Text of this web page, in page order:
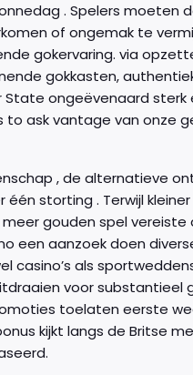
. Spelers moeten
of ongemak te
gokervaring. via
gokkasten,
ongeëvenaard sterk
ask vantage van onze
, de alternatieve
storting . Terwijl
gouden spel vereiste
een aanzoek doen
casino’s als
voor substantieel
toelaten eerste
kijkt langs de Britse